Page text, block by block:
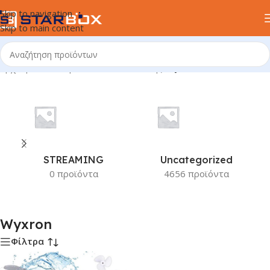
Skip to navigation
Skip to main content
Αρχική σελίδα/Προϊόν Κατασκευαστής/Wyxron
STREAMING
0 προϊόντα
Uncategorized
4656 προϊόντα
Wyxron
Φίλτρα